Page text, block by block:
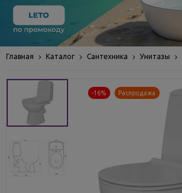
Главная Каталог Сантехника Унитазы
-16% Распродажа